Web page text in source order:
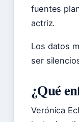
fuentes
actriz.
Los datos
ser
¿Qué
Verónica